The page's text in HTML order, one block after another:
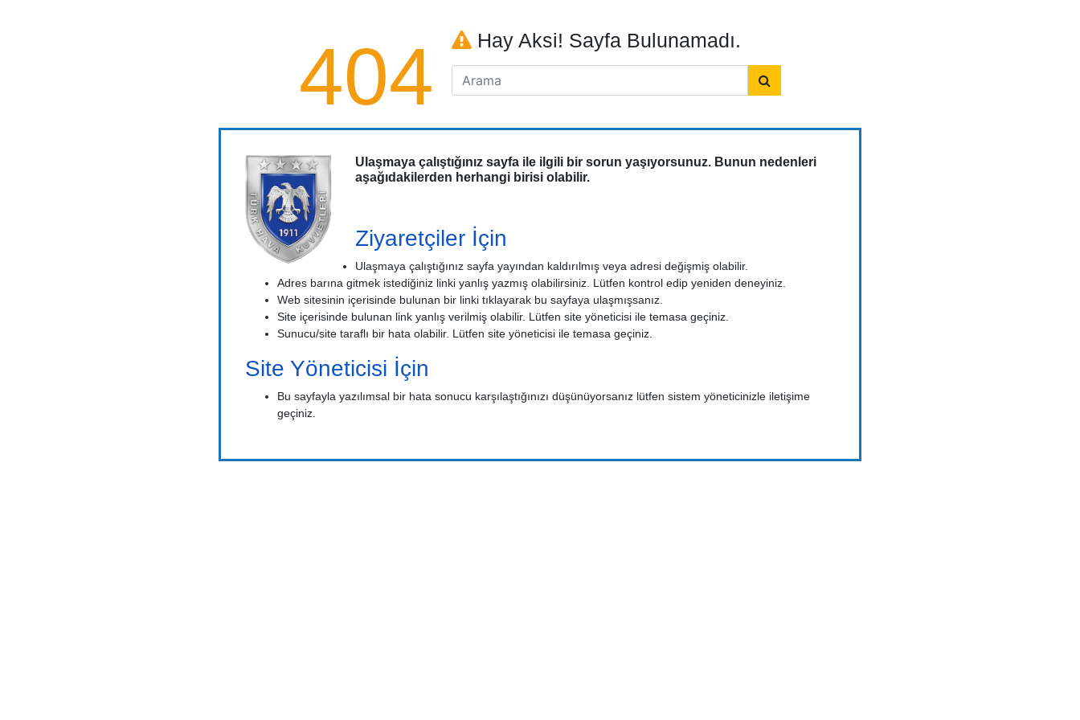
404 Hay Aksi! Sayfa Bulunamadı.
Ulaşmaya çalıştığınız sayfa ile ilgili bir sorun yaşıyorsunuz. Bunun nedenleri
aşağıdakilerden herhangi birisi olabilir.
Ziyaretçiler İçin
Ulaşmaya çalıştığınız sayfa yayından kaldırılmış veya adresi değişmiş olabilir.
Adres barına gitmek istediğiniz linki yanlış yazmış olabilirsiniz. Lütfen kontrol edip yeniden deneyiniz.
Web sitesinin içerisinde bulunan bir linki tıklayarak bu sayfaya ulaşmışsanız.
Site içerisinde bulunan link yanlış verilmiş olabilir. Lütfen site yöneticisi ile temasa geçiniz.
Sunucu/site taraflı bir hata olabilir. Lütfen site yöneticisi ile temasa geçiniz.
Site Yöneticisi İçin
Bu sayfayla yazılımsal bir hata sonucu karşılaştığınızı düşünüyorsanız lütfen sistem yöneticinizle iletişime
geçiniz.